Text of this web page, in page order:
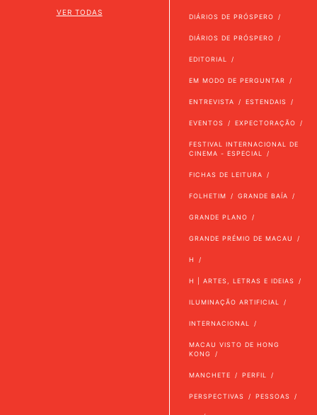
VER TODAS
DIÁRIOS DE PRÓSPERO
DIÁRIOS DE PRÓSPERO
EDITORIAL
EM MODO DE PERGUNTAR
ENTREVISTA ESTENDAIS
EVENTOS EXPECTORAÇÃO
FESTIVAL INTERNACIONAL DE
CINEMA - ESPECIAL
FICHAS DE LEITURA
FOLHETIM GRANDE BAÍA
GRANDE PLANO
GRANDE PRÉMIO DE MACAU
H
H | ARTES, LETRAS E IDEIAS
ILUMINAÇÃO ARTIFICIAL
INTERNACIONAL
MACAU VISTO DE HONG
KONG
MANCHETE PERFIL
PERSPECTIVAS PESSOAS